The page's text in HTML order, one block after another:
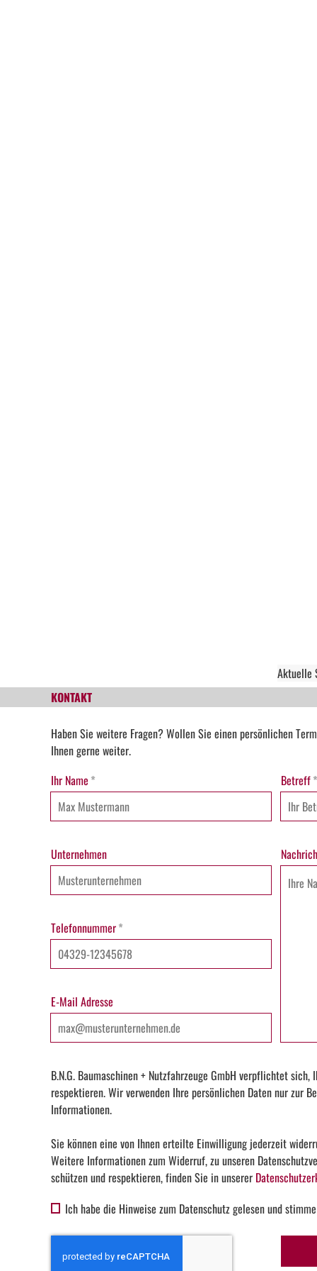
KONTAKT
Haben Sie weitere Fragen? Wollen Sie einen persönlichen
Ihnen gerne weiter.
Ihr Name *
Unternehmen
Telefonnummer*
E-Mail Adresse
Betreff*
B.N.G. Baumaschinen + Nutzfahrzeuge GmbH verpflichtet
respektieren. Wir verwenden Ihre persönlichen Daten nur zur
Informationen.
Sie können eine von Ihnen erteilte Einwilligung jederzeit
Weitere Informationen zum Widerruf, zu unseren
schützen und respektieren, finden Sie in unserer
Ich habe die Hinweise zum Datenschutz gelesen und